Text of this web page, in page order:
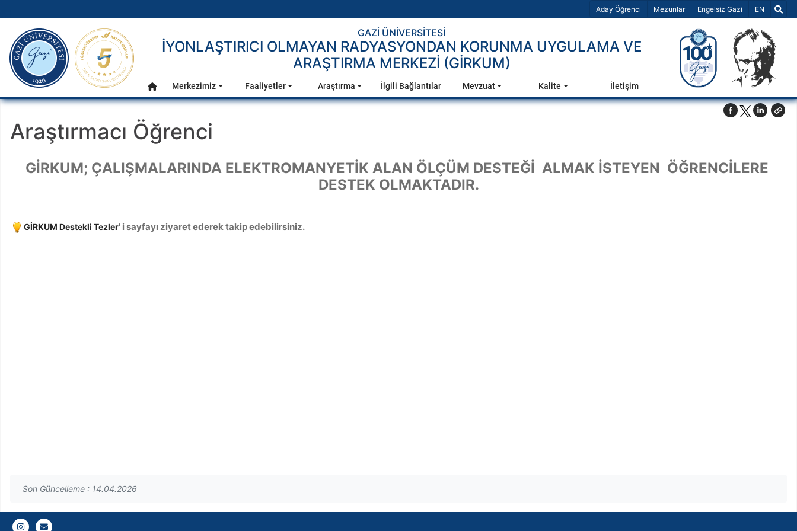
Aday Öğrenci Mezunlar Engelsiz Gazi Dil Seçiniz
EN
Ana Menü
gazi.edu.tr GAZİ ÜNİVERSİTESİ
İYONLAŞTIRICI OLMAYAN RADYASYONDAN KORUNMA UYGULAMA VE
ARAŞTIRMA MERKEZİ (GİRKUM)
Anasayfa
Merkezimiz Faaliyetler Araştırma İlgili Bağlantılar Mevzuat Kalite İletişim
Araştırmacı Öğrenci
GİRKUM; ÇALIŞMALARINDA ELEKTROMANYETİK ALAN ÖLÇÜM DESTEĞİ ALMAK İSTEYEN ÖĞRENCİLERE
DESTEK OLMAKTADIR.
GİRKUM Destekli Tezler' i sayfayı ziyaret ederek takip edebilirsiniz.
Son Güncelleme : 14.04.2026
https://www.instagram.com/gaziuniversitesigirkum
Gazi E-Mail